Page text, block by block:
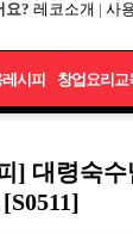
요? 레코소개 | 사
시피 창업요리교
] 대령숙